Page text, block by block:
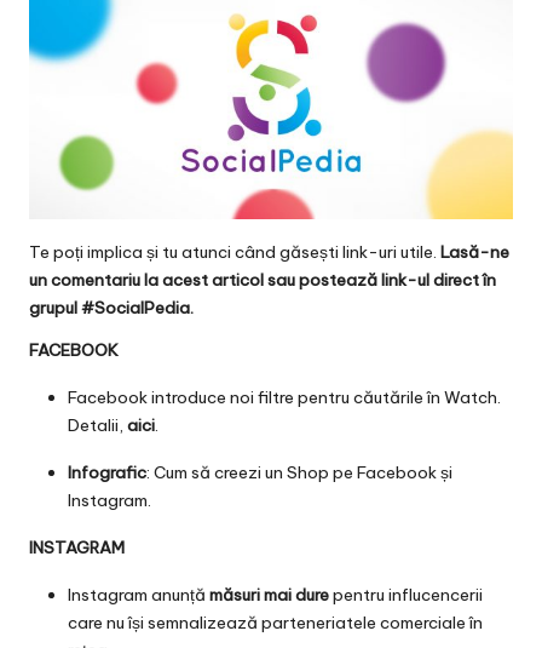
e
Te poți implica și tu atunci când găsești link-uri utile. Lasă-ne
un comentariu la acest articol sau postează link-ul direct în
grupul #SocialPedia.
FACEBOOK
Facebook introduce noi filtre pentru căutările în Watch.
Detalii, aici.
Infografic: Cum să creezi un Shop pe Facebook și
Instagram.
INSTAGRAM
Instagram anunță măsuri mai durepentru influcencerii
care nu își semnalizează parteneriatele comerciale în